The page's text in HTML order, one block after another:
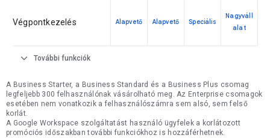
Végpontkezelés Alapvető Alapvető Speciális
Nagyváll
alat
expand_more További funkciók
A Business Starter, a Business Standard és a Business Plus csomag
legfeljebb 300 felhasználónak vásárolható meg. Az Enterprise csomagok
esetében nem vonatkozik a felhasználószámra sem alsó, sem felső
korlát.
A Google Workspace szolgáltatást használó ügyfelek a korlátozott
promóciós időszakban további funkciókhoz is hozzáférhetnek.